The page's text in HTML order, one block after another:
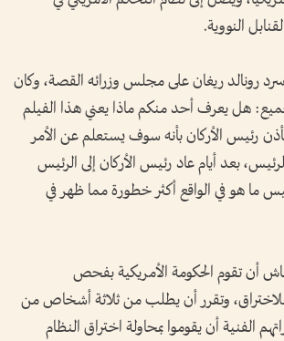
النووية.
سرد رونالد ريغان على مجلس وزرائه القصة، وكان
هل يعرف أحد منكم ماذا يعني هذا الفيلم
رئيس الأركان بأنه سوف يستعلم عن الأمر
بعد أيام عاد رئيس الأركان إلى الرئيس
ما هو في الواقع أكثر خطورة مما ظهر في
أن تقوم الحكومة الأمريكية بفحص
للاختراق، وتقرر أن يطلب من ثلاثة أشخاص من
الفنية أن يقوموا بمحاولة اختراق النظام